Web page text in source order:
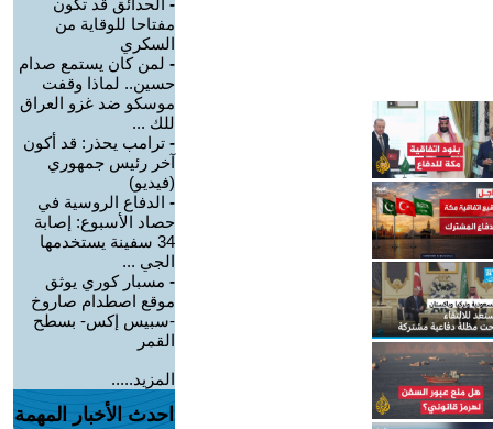
- الحدائق قد تكون
مفتاحا للوقاية من
السكري
- لمن كان يستمع صدام
حسين.. لماذا وقفت
موسكو ضد غزو العراق
للك ...
- ترامب يحذر: قد أكون
آخر رئيس جمهوري
(فيديو)
- الدفاع الروسية في
حصاد الأسبوع: إصابة
34 سفينة يستخدمها
الجي ...
- مسبار كوري يوثق
موقع اصطدام صاروخ
-سبيس إكس- بسطح
القمر
المزيد.....
احدث الأخبار المهمة